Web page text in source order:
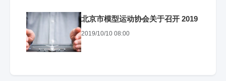
北京市模型运动协会关于召开 2019
年“低慢小”航空器专项管控公共安
全培训 工作总结及专项安全技术培
2019/10/10 08:00